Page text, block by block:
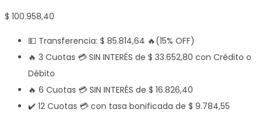
$ 100.958,40
💵 Transferencia: $ 85.814,64 🔥(15% OFF)
🔥 3 Cuotas 💳 SIN INTERÉS de $ 33.652,80 con Crédito o
Débito
🔥 6 Cuotas 💳 SIN INTERÉS de $ 16.826,40
✔️ 12 Cuotas 💳 con tasa bonificada de $ 9.784,55